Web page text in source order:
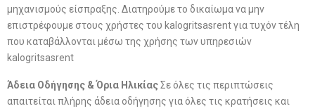
μηχανισμούς είσπραξης. Διατηρούμε το δικαίωμα να μην
επιστρέφουμε στους χρήστες του kalogritsasrent για τυχόν τέλη
που καταβάλλονται μέσω της χρήσης των υπηρεσιών
kalogritsasrent
Άδεια Οδήγησης & Όρια ΗλικίαςΣε όλες τις περιπτώσεις
απαιτείται πλήρης άδεια οδήγησης για όλες τις κρατήσεις και